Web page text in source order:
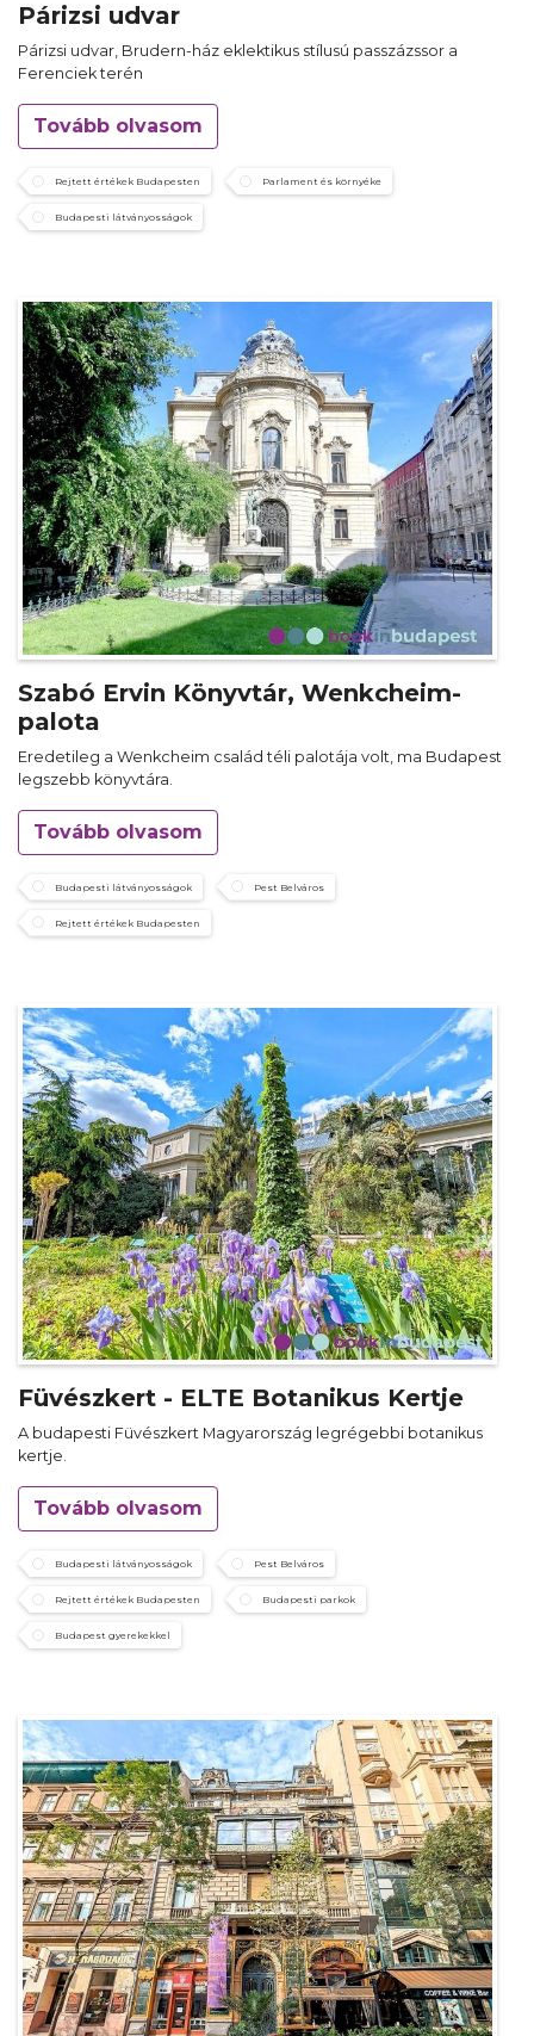
Párizsi udvar
Párizsi udvar, Brudern-ház eklektikus stílusú passzázssor a
Ferenciek terén
Tovább olvasom
Rejtett értékek Budapesten Parlament és környéke
Budapesti látványosságok
Szabó Ervin Könyvtár, Wenkcheim-
palota
Eredetileg a Wenkcheim család téli palotája volt, ma Budapest
legszebb könyvtára.
Tovább olvasom
Budapesti látványosságok Pest Belváros
Rejtett értékek Budapesten
Füvészkert - ELTE Botanikus Kertje
A budapesti Füvészkert Magyarország legrégebbi botanikus
kertje.
Tovább olvasom
Budapesti látványosságok Pest Belváros
Rejtett értékek Budapesten Budapesti parkok
Budapest gyerekekkel